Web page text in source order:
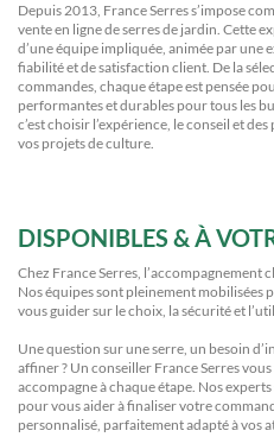
Depuis 2013, France Serres s’impose
vente en ligne de serres de jardin. Cette
d’une équipe impliquée, animée par une
fiabilité et de satisfaction client. De la
commandes, chaque étape est pensée
performantes et durables pour tous les
c’est choisir l’expérience, le conseil et
vos projets de culture.
DISPONIBLES & À
Chez France Serres, l’accompagnement
Nos équipes sont pleinement mobilisées
vous guider sur le choix, la sécurité et
Une question sur une serre, un besoin
affiner ? Un conseiller France Serres
accompagne à chaque étape. Nos
pour vous aider à finaliser votre
personnalisé, parfaitement adapté à vos